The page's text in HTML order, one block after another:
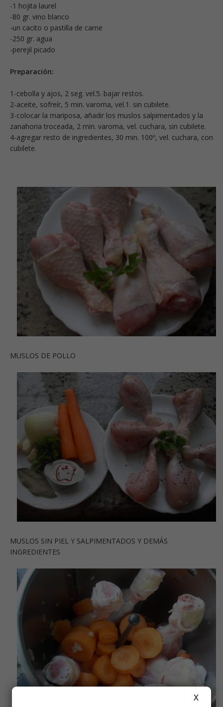
-1 hojita laurel
-80 gr. vino blanco
-un cacito o pastilla de carne
-250 gr. agua
-perejil picado
Preparación:
1-cebolla y ajos, 2 seg. vel.5. bajar restos.
2-aceite, sofreír, 5 min. varoma, vel.1. sin cubilete.
3-colocar la mariposa, añadir los muslos salpimentados y la
zanahoria troceada, 2 min. varoma, vel. cuchara, sin cubilete.
4-agregar resto de ingredientes, 30 min. 100º, vel. cuchara, con
cubilete.
MUSLOS DE POLLO
MUSLOS SIN PIEL Y SALPIMENTADOS Y DEMÁS
INGREDIENTES
X